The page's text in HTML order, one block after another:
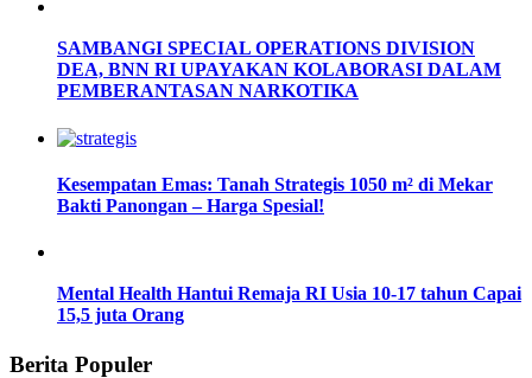
SAMBANGI SPECIAL OPERATIONS DIVISION
DEA, BNN RI UPAYAKAN KOLABORASI DALAM
PEMBERANTASAN NARKOTIKA
Kesempatan Emas: Tanah Strategis 1050 m² di Mekar
Bakti Panongan – Harga Spesial!
Mental Health Hantui Remaja RI Usia 10-17 tahun Capai
15,5 juta Orang
Berita Populer